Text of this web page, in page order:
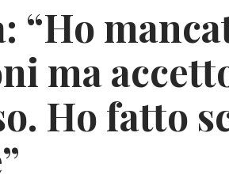
“Ho
ma
Ho fatto